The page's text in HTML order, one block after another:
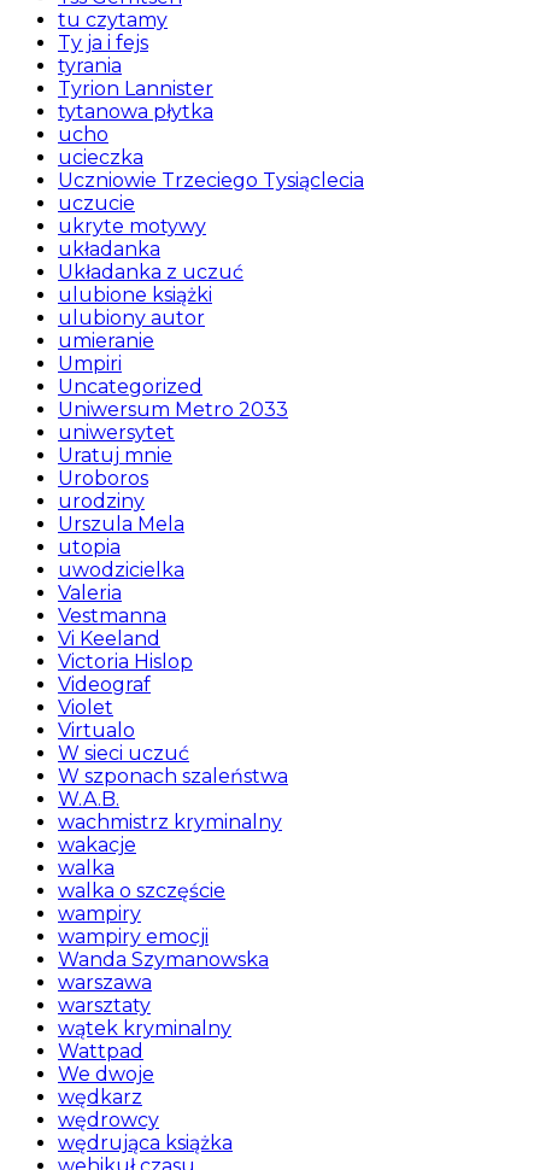
tu czytamy
Ty ja i fejs
tyrania
Tyrion Lannister
tytanowa płytka
ucho
ucieczka
Uczniowie Trzeciego Tysiąclecia
uczucie
ukryte motywy
układanka
Układanka z uczuć
ulubione książki
ulubiony autor
umieranie
Umpiri
Uncategorized
Uniwersum Metro 2033
uniwersytet
Uratuj mnie
Uroboros
urodziny
Urszula Mela
utopia
uwodzicielka
Valeria
Vestmanna
Vi Keeland
Victoria Hislop
Videograf
Violet
Virtualo
W sieci uczuć
W szponach szaleństwa
W.A.B.
wachmistrz kryminalny
wakacje
walka
walka o szczęście
wampiry
wampiry emocji
Wanda Szymanowska
warszawa
warsztaty
wątek kryminalny
Wattpad
We dwoje
wędkarz
wędrowcy
wędrująca książka